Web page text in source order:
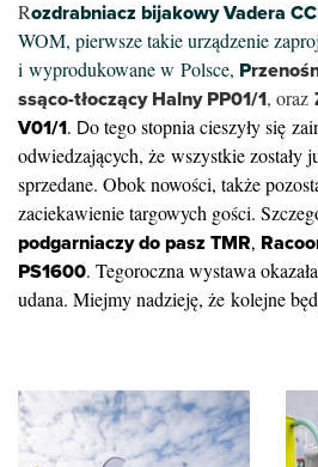
Rozdrabniacz bijakowy Vadera
WOM, pierwsze takie urządzenie
i wyprodukowane w Polsce, P
ssąco-tłoczący Halny PP01/1, oraz
V01/1. Do tego stopnia cieszyły się
odwiedzających, że wszystkie zostały
sprzedane. Obok nowości, także
zaciekawienie targowych gości.
podgarniaczy do pasz TMR,
PS1600. Tegoroczna wystawa
udana. Miejmy nadzieję, że kolejne